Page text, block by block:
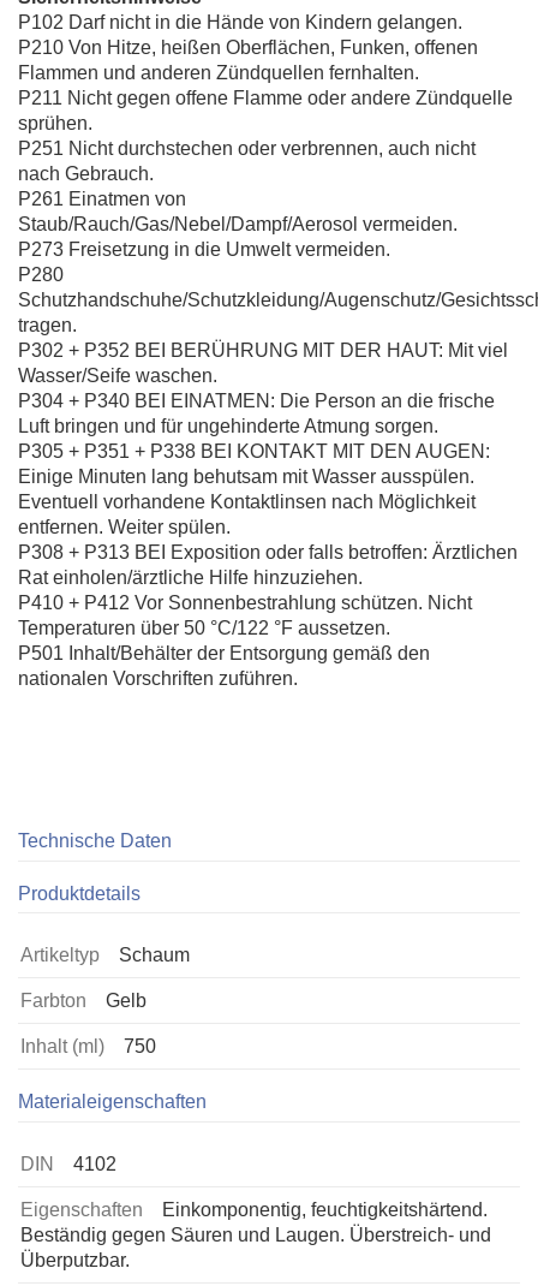
P102 Darf nicht in die Hände von Kindern gelangen.
P210 Von Hitze, heißen Oberflächen, Funken, offenen
Flammen und anderen Zündquellen fernhalten.
P211 Nicht gegen offene Flamme oder andere Zündquelle
sprühen.
P251 Nicht durchstechen oder verbrennen, auch nicht
nach Gebrauch.
P261 Einatmen von
Staub/Rauch/Gas/Nebel/Dampf/Aerosol vermeiden.
P273 Freisetzung in die Umwelt vermeiden.
P280
Schutzhandschuhe/Schutzkleidung/Augenschutz/
tragen.
P302 + P352 BEI BERÜHRUNG MIT DER HAUT: Mit viel
Wasser/Seife waschen.
P304 + P340 BEI EINATMEN: Die Person an die frische
Luft bringen und für ungehinderte Atmung sorgen.
P305 + P351 + P338 BEI KONTAKT MIT DEN AUGEN:
Einige Minuten lang behutsam mit Wasser ausspülen.
Eventuell vorhandene Kontaktlinsen nach Möglichkeit
entfernen. Weiter spülen.
P308 + P313 BEI Exposition oder falls betroffen: Ärztlichen
Rat einholen/ärztliche Hilfe hinzuziehen.
P410 + P412 Vor Sonnenbestrahlung schützen. Nicht
Temperaturen über 50 °C/122 °F aussetzen.
P501 Inhalt/Behälter der Entsorgung gemäß den
nationalen Vorschriften zuführen.
Technische Daten
Produktdetails
Artikeltyp Schaum
Farbton Gelb
Inhalt (ml) 750
Materialeigenschaften
DIN 4102
Eigenschaften
Einkomponentig, feuchtigkeitshärtend.
Beständig gegen Säuren und Laugen. Überstreich- und
Überputzbar.